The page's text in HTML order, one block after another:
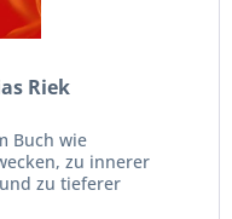
Riek
Buch wie
zu innerer
zu tieferer